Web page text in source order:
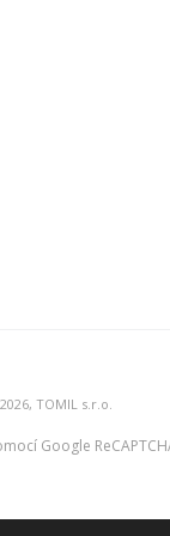
TOMIL s.r.o.
Google